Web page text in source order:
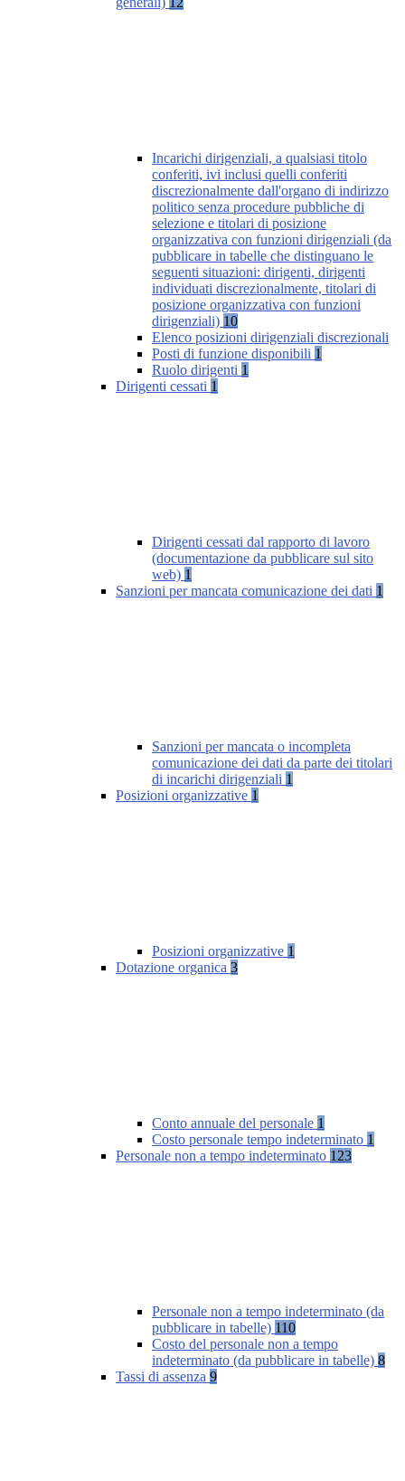
Incarichi dirigenziali, a qualsiasi titolo
conferiti, ivi inclusi quelli conferiti
discrezionalmente dall'organo di indirizzo
politico senza procedure pubbliche di
selezione e titolari di posizione
organizzativa con funzioni dirigenziali (da
pubblicare in tabelle che distinguano le
seguenti situazioni: dirigenti, dirigenti
individuati discrezionalmente, titolari di
posizione organizzativa con funzioni
dirigenziali) 10
Elenco posizioni dirigenziali discrezionali
Posti di funzione disponibili 1
Ruolo dirigenti 1
Dirigenti cessati 1
Dirigenti cessati dal rapporto di lavoro
(documentazione da pubblicare sul sito
web) 1
Sanzioni per mancata comunicazione dei dati 1
Sanzioni per mancata o incompleta
comunicazione dei dati da parte dei titolari
di incarichi dirigenziali 1
Posizioni organizzative 1
Posizioni organizzative 1
Dotazione organica 3
Conto annuale del personale 1
Costo personale tempo indeterminato 1
Personale non a tempo indeterminato 123
Personale non a tempo indeterminato (da
pubblicare in tabelle) 110
Costo del personale non a tempo
indeterminato (da pubblicare in tabelle) 8
Tassi di assenza 9